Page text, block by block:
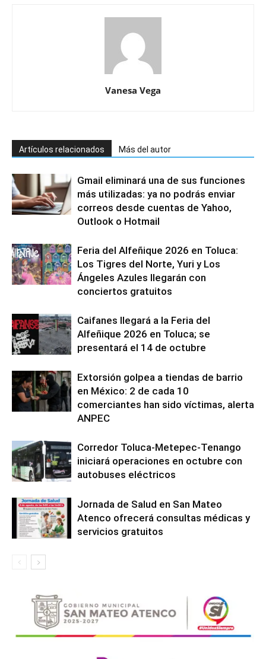
Vanesa Vega
Artículos relacionados Más del autor
Gmail eliminará una de sus funciones
más utilizadas: ya no podrás enviar
correos desde cuentas de Yahoo,
Outlook o Hotmail
Feria del Alfeñique 2026 en Toluca:
Los Tigres del Norte, Yuri y Los
Ángeles Azules llegarán con
conciertos gratuitos
Caifanes llegará a la Feria del
Alfeñique 2026 en Toluca; se
presentará el 14 de octubre
Extorsión golpea a tiendas de barrio
en México: 2 de cada 10
comerciantes han sido víctimas, alerta
ANPEC
Corredor Toluca-Metepec-Tenango
iniciará operaciones en octubre con
autobuses eléctricos
Jornada de Salud en San Mateo
Atenco ofrecerá consultas médicas y
servicios gratuitos